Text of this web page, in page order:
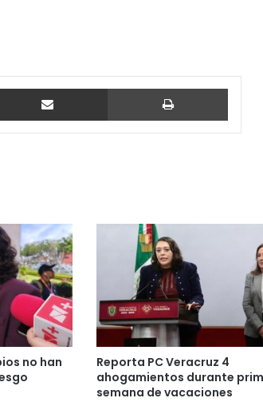
vía email
no han
Reporta PC Veracruz 4
ahogamientos durante
semana de vacaciones